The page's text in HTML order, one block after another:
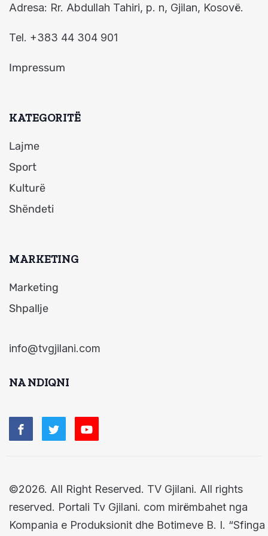
Adresa: Rr. Abdullah Tahiri, p. n, Gjilan, Kosovë.
Tel. +383 44 304 901
Impressum
KATEGORITË
Lajme
Sport
Kulturë
Shëndeti
MARKETING
Marketing
Shpallje
info@tvgjilani.com
NA NDIQNI
©2026. All Right Reserved. TV Gjilani. All rights
reserved. Portali Tv Gjilani. com mirëmbahet nga
Kompania e Produksionit dhe Botimeve B. I. “Sfinga